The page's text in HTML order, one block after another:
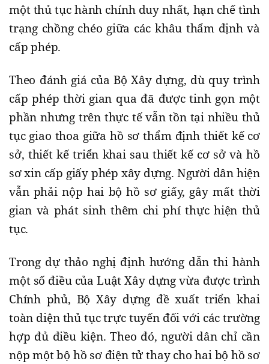
một thủ tục hành chính duy nhất, hạn chế tình
trạng chồng chéo giữa các khâu thẩm định và
cấp phép.
Theo đánh giá của Bộ Xây dựng, dù quy trình
cấp phép thời gian qua đã được tinh gọn một
phần nhưng trên thực tế vẫn tồn tại nhiều thủ
tục giao thoa giữa hồ sơ thẩm định thiết kế cơ
sở, thiết kế triển khai sau thiết kế cơ sở và hồ
sơ xin cấp giấy phép xây dựng. Người dân hiện
vẫn phải nộp hai bộ hồ sơ giấy, gây mất thời
gian và phát sinh thêm chi phí thực hiện thủ
tục.
Trong dự thảo nghị định hướng dẫn thi hành
một số điều của Luật Xây dựng vừa được trình
Chính phủ, Bộ Xây dựng đề xuất triển khai
toàn diện thủ tục trực tuyến đối với các trường
hợp đủ điều kiện. Theo đó, người dân chỉ cần
nộp một bộ hồ sơ điện tử thay cho hai bộ hồ sơ